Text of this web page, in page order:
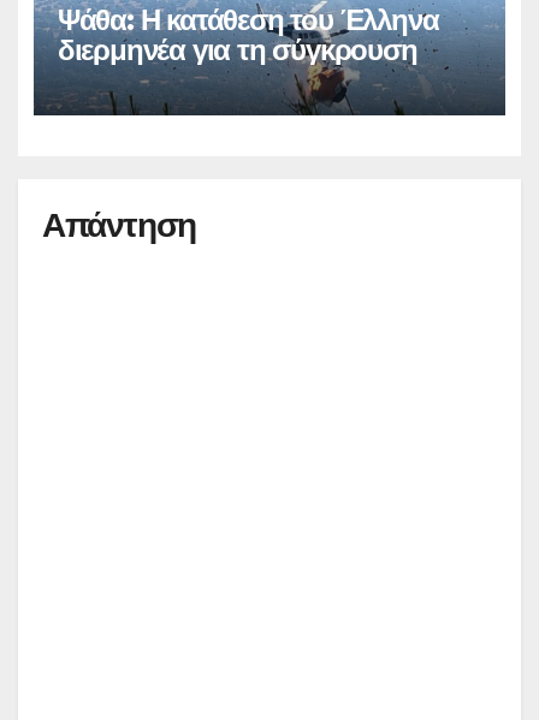
Ψάθα: Η κατάθεση του Έλληνα
διερμηνέα για τη σύγκρουση
Απάντηση